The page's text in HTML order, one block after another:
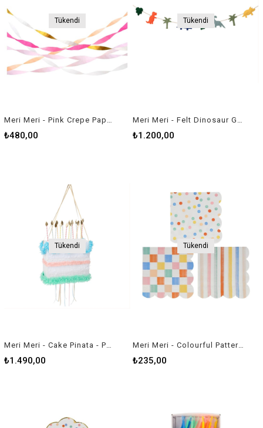
Tükendi
₺480,00
Tükendi
₺1.200,00
Tükendi
Meri Meri - Cake Pinata - Pasta Pinyata
₺1.490,00
Tükendi
Meri Meri - Colourful Pattern Large Napkins - Renkli Desenler Peçeteler - L - 16'lı
₺235,00